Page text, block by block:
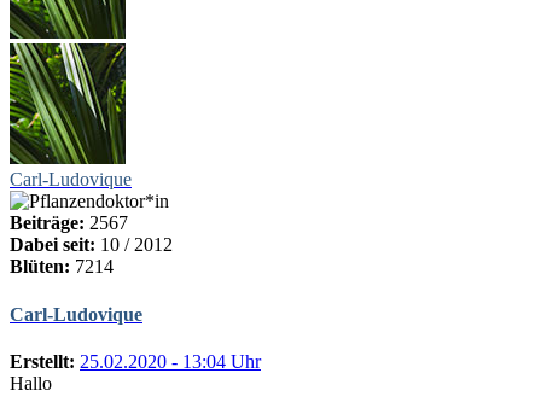
Carl-Ludovique
Beiträge: 2567
Dabei seit: 10 / 2012
Blüten: 7214
Carl-Ludovique
Erstellt: 25.02.2020 - 13:04 Uhr
Hallo